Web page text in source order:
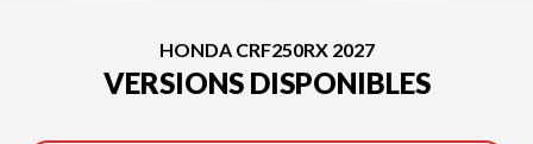
HONDA CRF250RX 2027
VERSIONS DISPONIBLES